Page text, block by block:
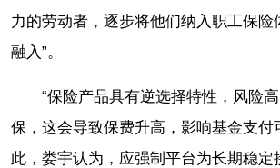
力的劳动者，逐步将他们纳入职工保险
融入”。
“保险产品具有逆选择特性，风险
保，这会导致保费升高，影响基金支付
此，娄宇认为，应强制平台为长期稳定